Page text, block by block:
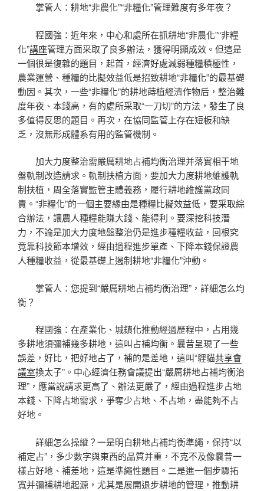
掌管人：耕地“非農化”“非糧化”管理難度有多年夜？
程國強：近年來，中心和處所在抓耕地“非農化”“非糧
化”講座管理方面采取了良多辦法，獲得明顯成效。但這是
一個很是復雜的題目，起首，經濟好處減弱種糧積極性，
農業運營、種糧的比擬效益低是招致耕地“非糧化”的最基礎
動因。其次，一些“非糧化”的耕地蒔植經濟作物后，整治難
度年夜、本錢高，有的處所采取“一刀切”的方法，發生了良
多值得反思的題目。再次，在協同監管上存在短板和缺
乏，沒無形成體系有用的監管機制。
加大力度整治需嚴厲耕地占補均衡治理并落實相干地
盤軌制改造請求。軌制扶植方面，要加大力度耕地維護軌
制扶植，周全落實監管主體義務，履行耕地維護黨政同
責。“非糧化”的一個主要緣由是種糧比擬效益低，要采取綜
合辦法，讓農人種糧能賺大錢、能得利。要深挖科技潛
力，不論是加大力度地盤整治仍是進步種糧收益，回根究
竟靠科技節本增效，經由過程進步單產、下降本錢保證農
人種糧收益，從最基礎上遏制耕地“非糧化”沖動。
掌管人：您提到“嚴厲耕地占補均衡治理”，詳細怎么均
衡？
程國強：在產業化、城鎮化推動經過歷程中，占用幾
多耕地須彌補幾多耕地，這叫占補均衡。曩昔呈現了一些
誤差，好比，把好地占了，補的是差地，這叫“貍貓共享會
議室換太子”。中心經濟任務會議提出“嚴厲耕地占補均衡治
理”，應當說請求更高了、辦法更嚴了，經由過程進步占地
本錢、下降占地需求，爭奪少占地、不占地，盡能夠不占
好地。
詳細怎么操縱？一是明白耕地占補均衡準繩，保持“以
補定占”，多少數字與東西的品質并重，不克不及像曩昔一
樣占好地、補差地，這是準繩性題目。二是進一個步驟拓
寬并彌補耕地起源，尤其是展開退步耕地的管理，推動耕